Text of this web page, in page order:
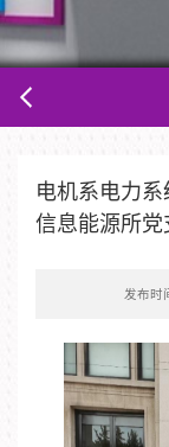
电机系电力
信息能源所党
发布时